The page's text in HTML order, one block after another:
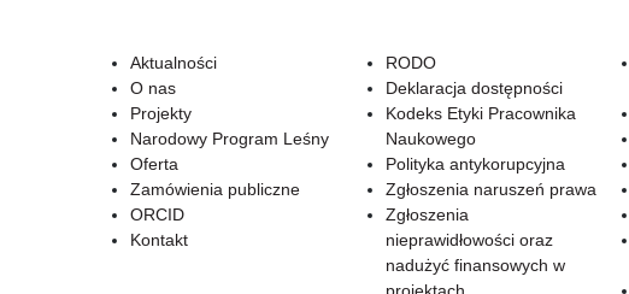
Aktualności
O nas
Projekty
Narodowy Program Leśny
Oferta
Zamówienia publiczne
ORCID
Kontakt
RODO
Deklaracja dostępności
Kodeks Etyki Pracownika
Naukowego
Polityka antykorupcyjna
Zgłoszenia naruszeń prawa
Zgłoszenia
nieprawidłowości oraz
nadużyć finansowych w